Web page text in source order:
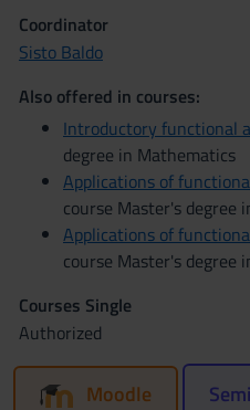
Coordinator
Sisto Baldo
Also offered in courses:
Introductory functional
degree in Mathematics
Applications of
course Master's degree
Applications of
course Master's degree
Courses Single
Authorized
Moodle